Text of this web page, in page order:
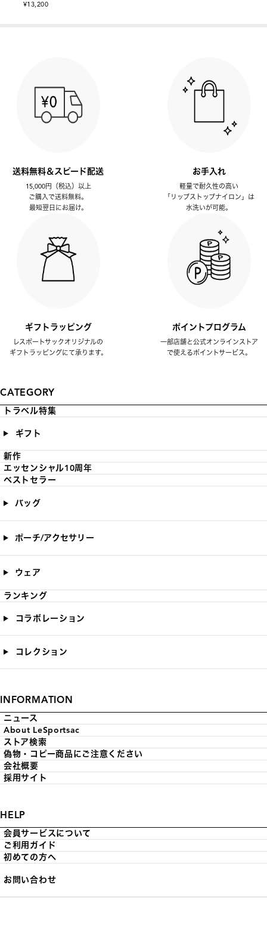
¥13,200
送料無料＆スピード配送
15,000円（税込）以上
ご購入で送料無料。
最短翌日にお届け。
お手入れ
軽量で耐久性の高い
「リップストップナイロン」は
水洗いが可能。
ギフトラッピング
レスポートサックオリジナルの
ギフトラッピングにて承ります。
ポイントプログラム
一部店舗と公式オンラインストア
で使えるポイントサービス。
CATEGORY
トラベル特集
ギフト
新作
エッセンシャル10周年
ベストセラー
バッグ
ポーチ/アクセサリー
ウェア
ランキング
コラボレーション
コレクション
INFORMATION
ニュース
About LeSportsac
ストア検索
偽物・コピー商品にご注意ください
会社概要
採用サイト
HELP
会員サービスについて
ご利用ガイド
初めての方へ
お問い合わせ